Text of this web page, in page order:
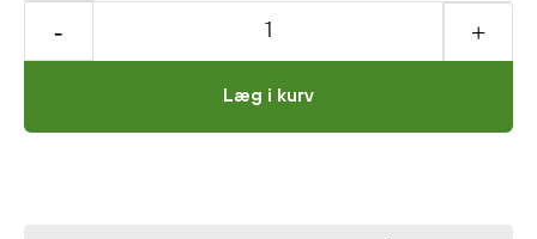
Læg i kurv